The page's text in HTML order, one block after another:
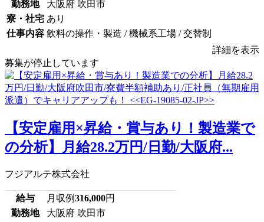
勤務地
大阪府 吹田市
寮・社宅 あり
仕事内容 飲料の操作・製造 / 機械系工場 / 交替制
詳細を表示
募集が停止しています
【安定雇用×昇給・賞与あり！製造業で
の分析】月給28.2万円/日勤/大阪府...
フジアルテ株式会社
給与 月収例316,000円
勤務地
大阪府 吹田市